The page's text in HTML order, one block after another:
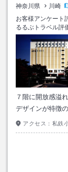
神奈川県 川崎
お客様アンケート
るるぶトラベル評
７階に開放感溢
デザインが特徴
アクセス： 私鉄